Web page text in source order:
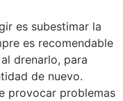
es subestimar la
es recomendable
drenarlo, para
de nuevo.
provocar problemas